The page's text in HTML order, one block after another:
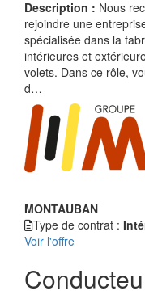
Description : Nous
rejoindre une
spécialisée dans la
intérieures et
volets. Dans ce rôle,
d…
MONTAUBAN
Type de contrat :
Voir l'offre